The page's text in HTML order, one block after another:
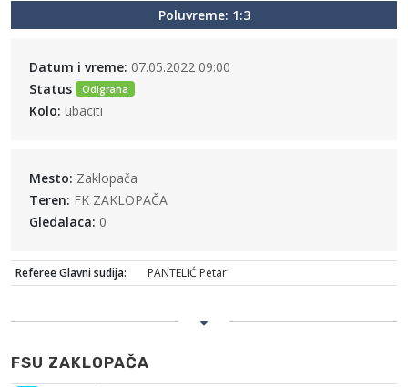
Poluvreme: 1:3
Datum i vreme: 07.05.2022 09:00
Status
Odigrana
Kolo: ubaciti
Mesto: Zaklopača
Teren: FK ZAKLOPAČA
Gledalaca: 0
Referee Glavni sudija: PANTELIĆ Petar
FSU ZAKLOPAČA